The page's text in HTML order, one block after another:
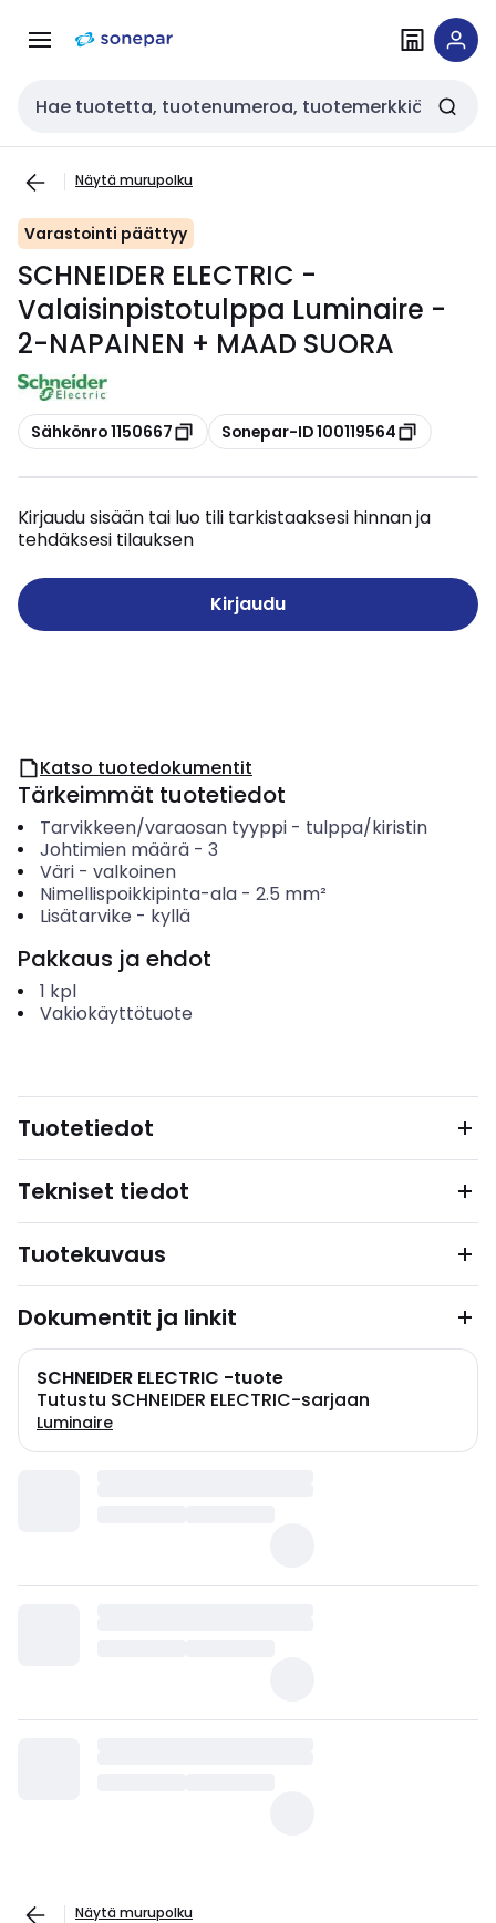
navigointiinsisältöön
Haku
Näytä murupolku
Varastointi päättyy
SCHNEIDER ELECTRIC -
Valaisinpistotulppa Luminaire -
2-NAPAINEN + MAAD SUORA
Kopioi
Sähkönro 1150667 Kopioi
Sonepar-ID 100119564
Kirjaudu sisään tai luo tili tarkistaaksesi hinnan ja
tehdäksesi tilauksen
Kirjaudu
Katso tuotedokumentit
Tärkeimmät tuotetiedot
Tarvikkeen/varaosan tyyppi- tulppa/kiristin
Johtimien määrä- 3
Väri- valkoinen
Nimellispoikkipinta-ala- 2.5 mm²
Lisätarvike - kyllä
Pakkaus ja ehdot
1 kpl
Vakiokäyttötuote
Tuotetiedot
Tekniset tiedot
Tuotekuvaus
Dokumentit ja linkit
SCHNEIDER ELECTRIC -tuote
Tutustu SCHNEIDER ELECTRIC-sarjaan
Luminaire
Näytä murupolku